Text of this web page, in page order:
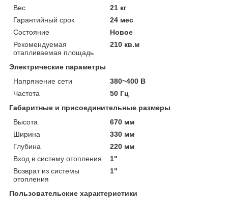
Вес
21 кг
Гарантийный срок
24 мес
Состояние
Новое
Рекомендуемая
отапливаемая площадь
210 кв.м
Электрические параметры
Напряжение сети
380~400 В
Частота
50 Гц
Габаритные и присоединительные размеры
Высота
670 мм
Ширина
330 мм
Глубина
220 мм
Вход в систему отопления
1"
Возврат из системы
отопления
1"
Пользовательские характеристики